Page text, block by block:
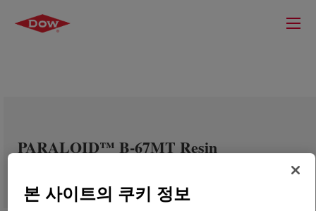
PARALOID™ B-67MT Resin
본 사이트의 쿠키 정보